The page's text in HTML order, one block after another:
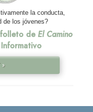
la conducta,
de los jóvenes?
folleto de El Camino
»